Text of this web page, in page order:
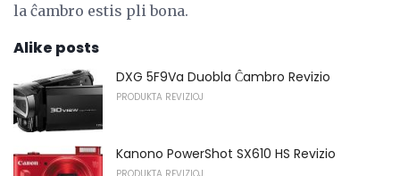
la ĉambro estis pli bona.
Alike posts
DXG 5F9Va Duobla Ĉambro Revizio
PRODUKTA REVIZIOJ
Kanono PowerShot SX610 HS Revizio